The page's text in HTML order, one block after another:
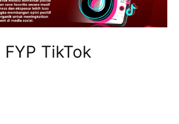
FYP TikTok